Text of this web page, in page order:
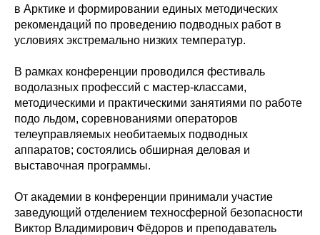
в Арктике и формировании единых методических
рекомендаций по проведению подводных работ в
условиях экстремально низких температур.
В рамках конференции проводился фестиваль
водолазных профессий с мастер-классами,
методическими и практическими занятиями по работе
подо льдом, соревнованиями операторов
телеуправляемых необитаемых подводных
аппаратов; состоялись обширная деловая и
выставочная программы.
От академии в конференции принимали участие
заведующий отделением техносферной безопасности
Виктор Владимирович Фёдоров и преподаватель